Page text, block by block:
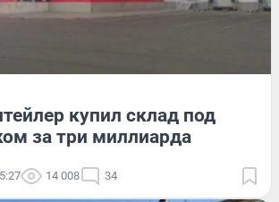
купил склад под
за три миллиарда
14 008 34